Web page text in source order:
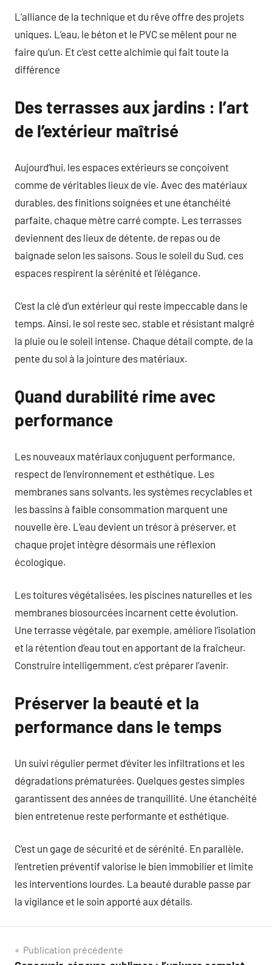
L’alliance de la technique et du rêve offre des projets
uniques. L’eau, le béton et le PVC se mêlent pour ne
faire qu’un. Et c’est cette alchimie qui fait toute la
différence
Des terrasses aux jardins : l’art
de l’extérieur maîtrisé
Aujourd’hui, les espaces extérieurs se conçoivent
comme de véritables lieux de vie. Avec des matériaux
durables, des finitions soignées et une étanchéité
parfaite, chaque mètre carré compte. Les terrasses
deviennent des lieux de détente, de repas ou de
baignade selon les saisons. Sous le soleil du Sud, ces
espaces respirent la sérénité et l’élégance.
C’est la clé d’un extérieur qui reste impeccable dans le
temps. Ainsi, le sol reste sec, stable et résistant malgré
la pluie ou le soleil intense. Chaque détail compte, de la
pente du sol à la jointure des matériaux.
Quand durabilité rime avec
performance
Les nouveaux matériaux conjuguent performance,
respect de l’environnement et esthétique. Les
membranes sans solvants, les systèmes recyclables et
les bassins à faible consommation marquent une
nouvelle ère. L’eau devient un trésor à préserver, et
chaque projet intègre désormais une réflexion
écologique.
Les toitures végétalisées, les piscines naturelles et les
membranes biosourcées incarnent cette évolution.
Une terrasse végétale, par exemple, améliore l’isolation
et la rétention d’eau tout en apportant de la fraîcheur.
Construire intelligemment, c’est préparer l’avenir.
Préserver la beauté et la
performance dans le temps
Un suivi régulier permet d’éviter les infiltrations et les
dégradations prématurées. Quelques gestes simples
garantissent des années de tranquillité. Une étanchéité
bien entretenue reste performante et esthétique.
C’est un gage de sécurité et de sérénité. En parallèle,
l’entretien préventif valorise le bien immobilier et limite
les interventions lourdes. La beauté durable passe par
la vigilance et le soin apporté aux détails.
Navigation
Publication précédente